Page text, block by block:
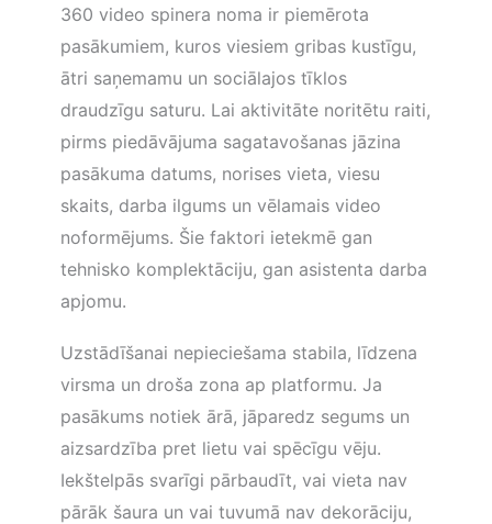
360 video spinera noma ir piemērota
pasākumiem, kuros viesiem gribas kustīgu,
ātri saņemamu un sociālajos tīklos
draudzīgu saturu. Lai aktivitāte noritētu raiti,
pirms piedāvājuma sagatavošanas jāzina
pasākuma datums, norises vieta, viesu
skaits, darba ilgums un vēlamais video
noformējums. Šie faktori ietekmē gan
tehnisko komplektāciju, gan asistenta darba
apjomu.
Uzstādīšanai nepieciešama stabila, līdzena
virsma un droša zona ap platformu. Ja
pasākums notiek ārā, jāparedz segums un
aizsardzība pret lietu vai spēcīgu vēju.
Iekštelpās svarīgi pārbaudīt, vai vieta nav
pārāk šaura un vai tuvumā nav dekorāciju,